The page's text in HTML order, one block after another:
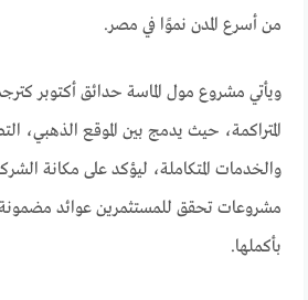
من أسرع المدن نموًا في مصر.
ويأتي مشروع مول الماسة حدائق أكتوبر
المتراكمة، حيث يدمج بين الموقع الذهبي،
والخدمات المتكاملة، ليؤكد على مكانة
مشروعات تحقق للمستثمرين عوائد
بأكملها.